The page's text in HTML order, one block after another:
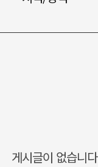
게시글이 없습니다